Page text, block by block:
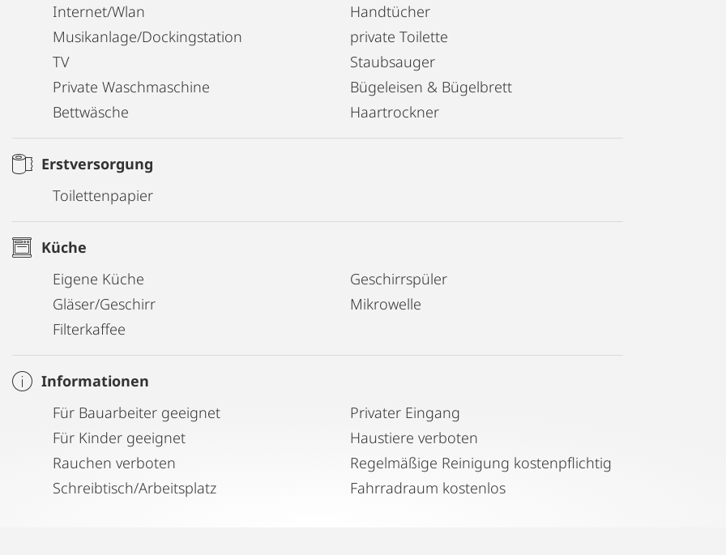
Internet/Wlan
Musikanlage/Dockingstation
TV
Private Waschmaschine
Bettwäsche
Handtücher
private Toilette
Staubsauger
Bügeleisen & Bügelbrett
Haartrockner
Erstversorgung
Toilettenpapier
Küche
Eigene Küche
Gläser/Geschirr
Filterkaffee
Geschirrspüler
Mikrowelle
Informationen
Für Bauarbeiter geeignet
Für Kinder geeignet
Rauchen verboten
Schreibtisch/Arbeitsplatz
Privater Eingang
Haustiere verboten
Regelmäßige Reinigung kostenpflichtig
Fahrradraum kostenlos